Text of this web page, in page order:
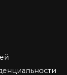
самая
стоит
в 2026